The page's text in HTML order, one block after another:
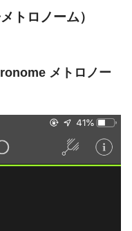
トロノーム）
メトロノー